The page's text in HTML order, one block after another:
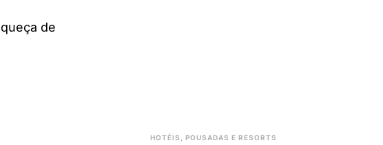
de
HOTÉIS, POUSADAS E RESORTS